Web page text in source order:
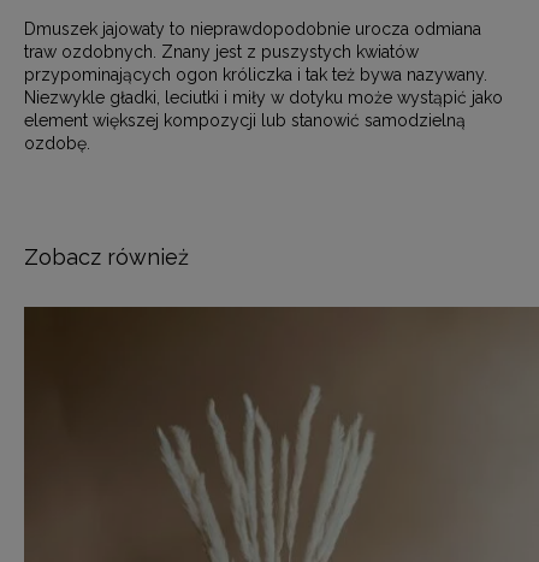
Dmuszek jajowaty to nieprawdopodobnie urocza odmiana
traw ozdobnych. Znany jest z puszystych kwiatów
przypominających ogon króliczka i tak też bywa nazywany.
Niezwykle gładki, leciutki i miły w dotyku może wystąpić jako
element większej kompozycji lub stanowić samodzielną
ozdobę.
Zobacz również